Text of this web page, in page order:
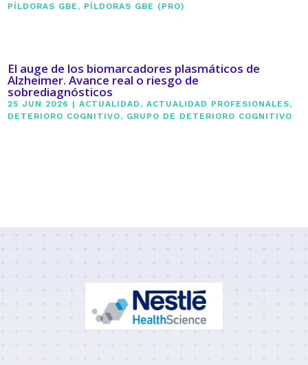
PÍLDORAS GBE , PÍLDORAS GBE (PRO)
El auge de los biomarcadores plasmáticos de
Alzheimer. Avance real o riesgo de
sobrediagnósticos
25 JUN 2026 |ACTUALIDAD ,ACTUALIDAD PROFESIONALES,
DETERIORO COGNITIVO, GRUPO DE DETERIORO COGNITIVO